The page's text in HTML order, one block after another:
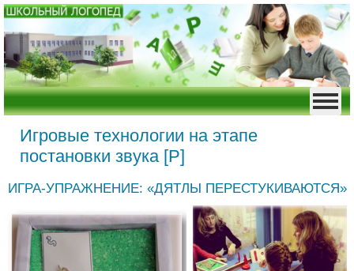
Игровые технологии на этапе
постановки звука [Р]
ИГРА-УПРАЖНЕНИЕ: «ДЯТЛЫ ПЕРЕСТУКИВАЮТСЯ»